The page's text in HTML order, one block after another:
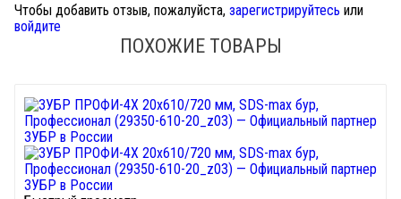
Чтобы добавить отзыв, пожалуйста, зарегистрируйтесь или
войдите
ПОХОЖИЕ ТОВАРЫ